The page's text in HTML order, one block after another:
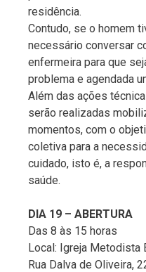
residência.
Contudo, se o homem
necessário conversar
enfermeira para que
problema e agendada
Além das ações
serão realizadas
momentos, com o
coletiva para a
cuidado, isto é, a
saúde.
DIA 19 – ABERTURA
Das 8 às 15 horas
Local: Igreja Metodista
Rua Dalva de Oliveira,